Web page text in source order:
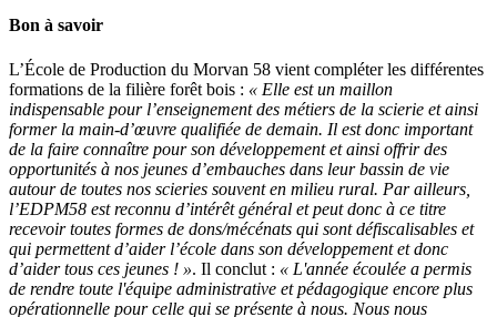
Bon à savoir
L’École de Production du Morvan 58 vient compléter les différentes
formations de la filière forêt bois : « Elle est un maillon
indispensable pour l’enseignement des métiers de la scierie et ainsi
former la main-d’œuvre qualifiée de demain. Il est donc important
de la faire connaître pour son développement et ainsi offrir des
opportunités à nos jeunes d’embauches dans leur bassin de vie
autour de toutes nos scieries souvent en milieu rural. Par ailleurs,
l’EDPM58 est reconnu d’intérêt général et peut donc à ce titre
recevoir toutes formes de dons/mécénats qui sont défiscalisables et
qui permettent d’aider l’école dans son développement et donc
d’aider tous ces jeunes ! ». Il conclut : « L'année écoulée a permis
de rendre toute l'équipe administrative et pédagogique encore plus
opérationnelle pour celle qui se présente à nous. Nous nous